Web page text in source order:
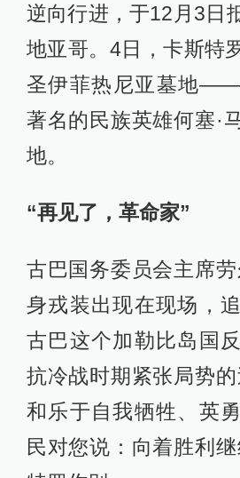
逆向行进，于12月3日
地亚哥。4日，卡斯特
圣伊菲热尼亚墓地
著名的民族英雄何塞·
地。
“再见了，革命家”
古巴国务委员会主席
身戎装出现在现场，
古巴这个加勒比岛国
抗冷战时期紧张局势
和乐于自我牺牲、英
民对您说：向着胜利